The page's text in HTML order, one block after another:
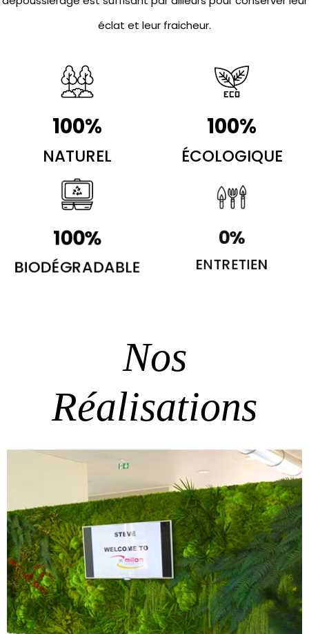
éclat et leur fraicheur.
NATUREL
100%
ÉCOLOGIQUE
100%
BIODÉGRADABLE
100%
ENTRETIEN
0%
Nos
Réalisations